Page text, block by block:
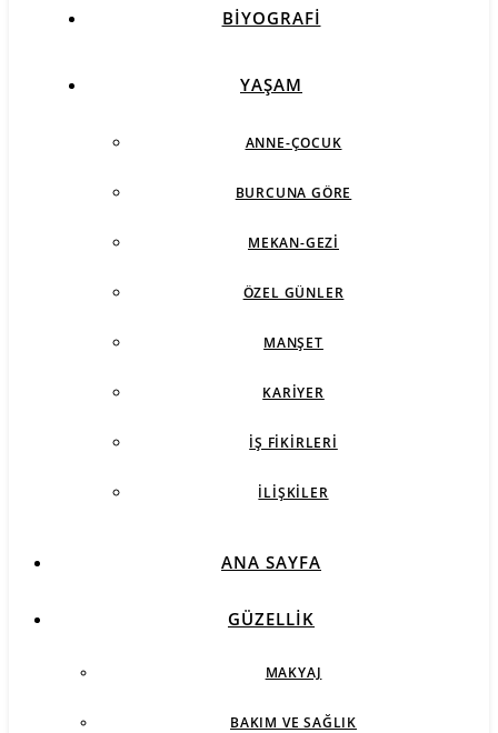
BIYOGRAFI
YAŞAM
ANNE-ÇOCUK
BURCUNA GÖRE
MEKAN-GEZI
ÖZEL GÜNLER
MANŞET
KARIYER
İŞ FIKIRLERI
İLIŞKILER
ANA SAYFA
GÜZELLIK
MAKYAJ
BAKIM VE SAĞLIK